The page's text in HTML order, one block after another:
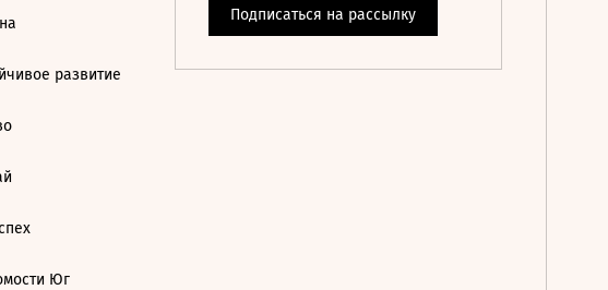
развитие
Юг